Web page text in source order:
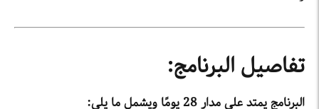
تفاصيل البرنامج:
البرنامج يمتد على مدار 28 يومًا ويشمل ما يلي: